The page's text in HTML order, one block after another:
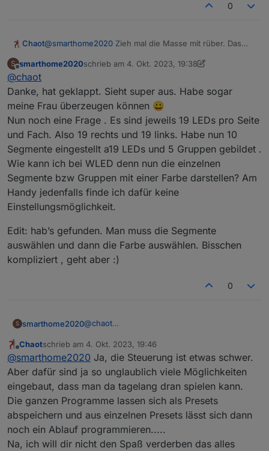
0
Chaot@smarthome2020 Zieh mal die Masse mit rüber. Das
Netzteil recht lang ist.
S
Offline
smarthome2020schrieb am 4. Okt. 2023, 19:38
zuletzt editiert von smarthome2020
@chaot
Danke, hat geklappt. Sieht super aus. Habe sogar
meine Frau überzeugen können 😀
Nun noch eine Frage . Es sind jeweils 19 LEDs pro Seite
und Fach. Also 19 rechts und 19 links. Habe nun 10
Segmente eingestellt a19 LEDs und 5 Gruppen gebildet .
Wie kann ich bei WLED denn nun die einzelnen
Segmente bzw Gruppen mit einer Farbe darstellen? Am
Handy jedenfalls finde ich dafür keine
Einstellungsmöglichkeit.
Edit: hab’s gefunden. Man muss die Segmente
auswählen und dann die Farbe auswählen. Bisschen
kompliziert , geht aber :)
0
S smarthome2020@chaot
sogar meine Frau überzeugen können 😀
Nun noch eine Frage . Es sind jeweils 19
LEDs pro Seite und Fach. Also 19 rechts und
19 links. Habe nun 10 Segmente eingestellt
a19 LEDs und 5 Gruppen gebildet . Wie kann
ich bei WLED denn nun die einzelnen
Segmente bzw Gruppen mit einer Farbe
darstellen? Am Handy jedenfalls finde ich
dafür keine Einstellungsmöglichkeit.
Edit: hab’s gefunden. Man muss die
Segmente auswählen und dann die Farbe
auswählen. Bisschen kompliziert , geht aber
Offline
Chaotschrieb am 4. Okt. 2023, 19:46
zuletzt editiert von
@smarthome2020 Ja, die Steuerung ist etwas schwer.
Aber dafür sind ja so unglaublich viele Möglichkeiten
eingebaut, dass man da tagelang dran spielen kann.
Die ganzen Programme lassen sich als Presets
abspeichern und aus einzelnen Presets lässt sich dann
noch ein Ablauf programmieren.....
Na, ich will dir nicht den Spaß verderben das alles